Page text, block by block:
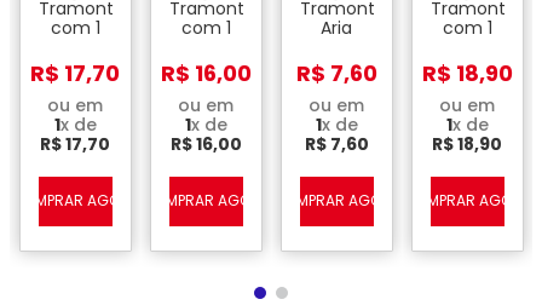
Tramontina
com 1
Paralelo
10 A 250
V - Liz
Grafite
R$ 17,70
ou em
1x de
R$17,70
COMPRAR AGORA
Tramontina
com 1
Simples
10 A 250
V - Liz
Grafite
R$ 16,00
ou em
1x de
R$16,00
COMPRAR AGORA
Tramontina
Aria
Simples
6 A 250
V -
Branco
R$ 7,60
ou em
1x de
R$ 7,60
COMPRAR AGORA
Tramontina
com 1
Paralelo
6 A 250
V e 1
Tomada
2 P + T
V - Aria
Branco
R$ 18,90
ou em
1x de
R$18,90
COMPRAR AGORA